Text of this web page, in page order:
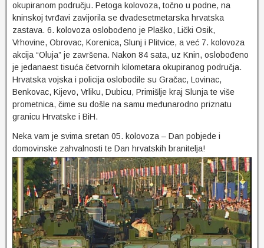
okupiranom području. Petoga kolovoza, točno u podne, na
kninskoj tvrđavi zavijorila se dvadesetmetarska hrvatska
zastava. 6. kolovoza oslobođeno je Plaško, Lički Osik,
Vrhovine, Obrovac, Korenica, Slunj i Plitvice, a već 7. kolovoza
akcija “Oluja” je završena. Nakon 84 sata, uz Knin, oslobođeno
je jedanaest tisuća četvornih kilometara okupiranog područja.
Hrvatska vojska i policija oslobodile su Gračac, Lovinac,
Benkovac, Kijevo, Vrliku, Dubicu, Primišlje kraj Slunja te više
prometnica, čime su došle na samu međunarodno priznatu
granicu Hrvatske i BiH.
Neka vam je svima sretan 05. kolovoza – Dan pobjede i
domovinske zahvalnosti te Dan hrvatskih branitelja!